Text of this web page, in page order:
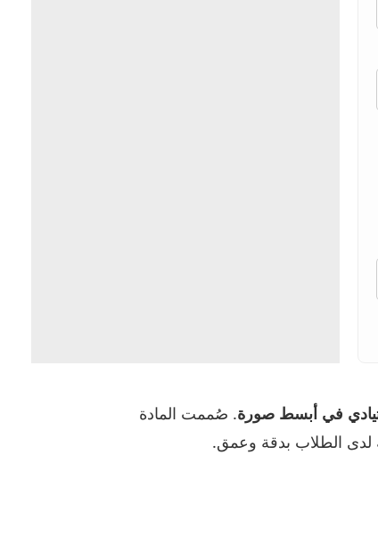
في أبسط صورة. صُممت المادة
لدى الطلاب بدقة وعمق.